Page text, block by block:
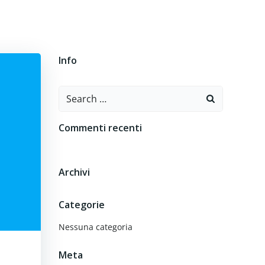
Info
Search
Commenti recenti
Archivi
Categorie
Nessuna categoria
Meta